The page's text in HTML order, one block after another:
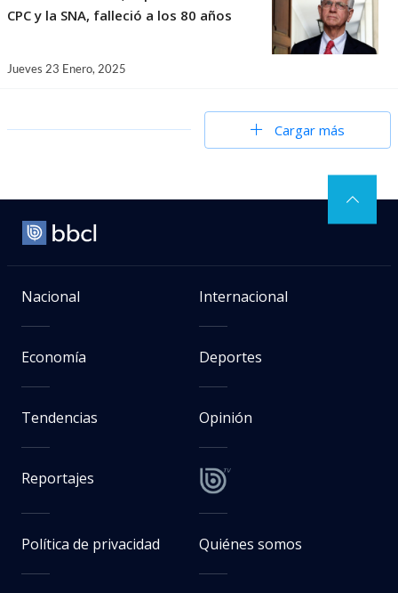
CPC y la SNA, falleció a los 80 años
Jueves 23 Enero, 2025
Cargar más
Nacional Internacional
Economía Deportes
Tendencias Opinión
Reportajes
Política de privacidad Quiénes somos